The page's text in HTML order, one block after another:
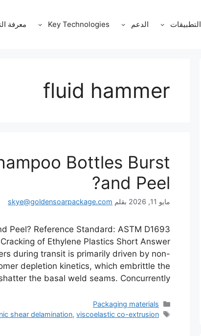
التطبيقات الدعم Key Technologies معرفة
fluid hammer
Bottles Burst
and Peel?
مايو 11, 2026 بقلم skye@goldensoarpackage.com
Peel? Reference Standard: ASTM D1693
of Ethylene Plastics Short Answer
during transit is primarily driven by non-
depletion kinetics, which embrittle the
the basal weld seams. Concurrently, …
التصنيفات
Packaging materials
الوسوم
shear delamination, viscoelastic co-extrusion